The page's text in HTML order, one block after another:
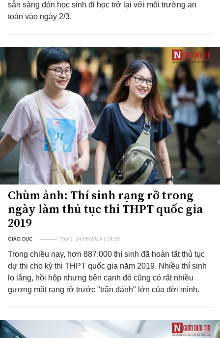
sẵn sàng đón học sinh đi học trở lại với môi trường an
toàn vào ngày 2/3.
Chùm ảnh: Thí sinh rạng rỡ trong
ngày làm thủ tục thi THPT quốc gia
2019
GIÁO DỤC Thứ 2, 24/06/2019 | 16:30
Trong chiều nay, hơn 887.000 thí sinh đã hoàn tất thủ tục
dự thi cho kỳ thi THPT quốc gia năm 2019. Nhiều thí sinh
lo lắng, hồi hộp nhưng bên cạnh đó cũng có rất nhiều
gương mặt rạng rỡ trước "trận đánh" lớn của đời mình.